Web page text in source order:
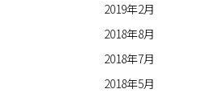
2019年2月
2018年8月
2018年7月
2018年5月